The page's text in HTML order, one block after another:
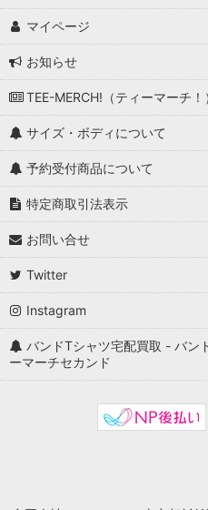
マイページ
お知らせ
TEE-MERCH!（ティーマーチ
サイズ・ボディについて
予約受付商品について
特定商取引法表示
お問い合せ
Twitter
Instagram
バンドTシャツ宅配買取 - バン
ーマーチセカンド